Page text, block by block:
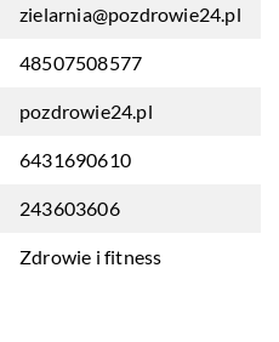
zielarnia@pozdrowie24.pl
48507508577
pozdrowie24.pl
6431690610
243603606
Zdrowie i fitness